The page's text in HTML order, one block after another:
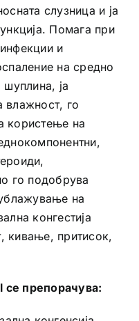
слузница и ја
Помага при
и
на средно
ја
влажност, го
користење на
го подобрува
на
конгестија
кивање, притисок,
се препорачува: